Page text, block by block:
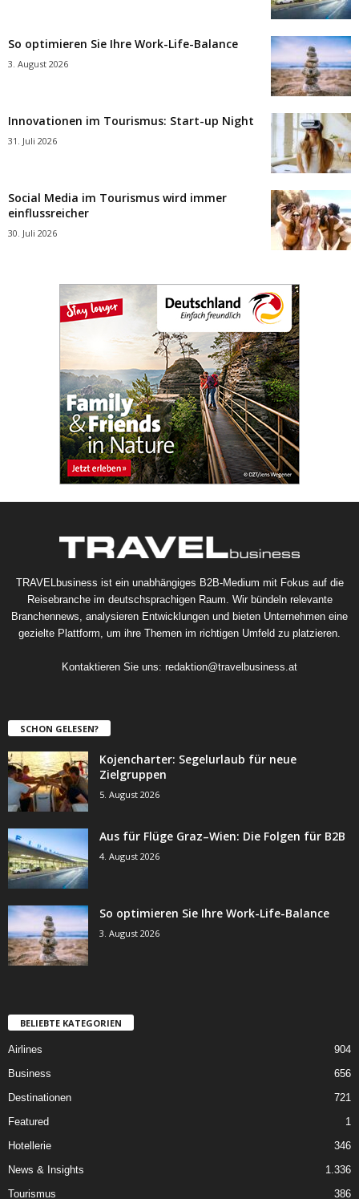
So optimieren Sie Ihre Work-Life-Balance
3. August 2026
Innovationen im Tourismus: Start-up Night
31. Juli 2026
Social Media im Tourismus wird immer
einflussreicher
30. Juli 2026
TRAVELbusiness ist ein unabhängiges B2B-Medium mit Fokus auf die
Reisebranche im deutschsprachigen Raum. Wir bündeln relevante
Branchennews, analysieren Entwicklungen und bieten Unternehmen eine
gezielte Plattform, um ihre Themen im richtigen Umfeld zu platzieren.
Kontaktieren Sie uns: redaktion@travelbusiness.at
SCHON GELESEN?
Kojencharter: Segelurlaub für neue
Zielgruppen
5. August 2026
Aus für Flüge Graz–Wien: Die Folgen für B2B
4. August 2026
So optimieren Sie Ihre Work-Life-Balance
3. August 2026
BELIEBTE KATEGORIEN
Airlines
904
Business
656
Destinationen
721
Featured
1
Hotellerie
346
News & Insights
1.336
Tourismus
386